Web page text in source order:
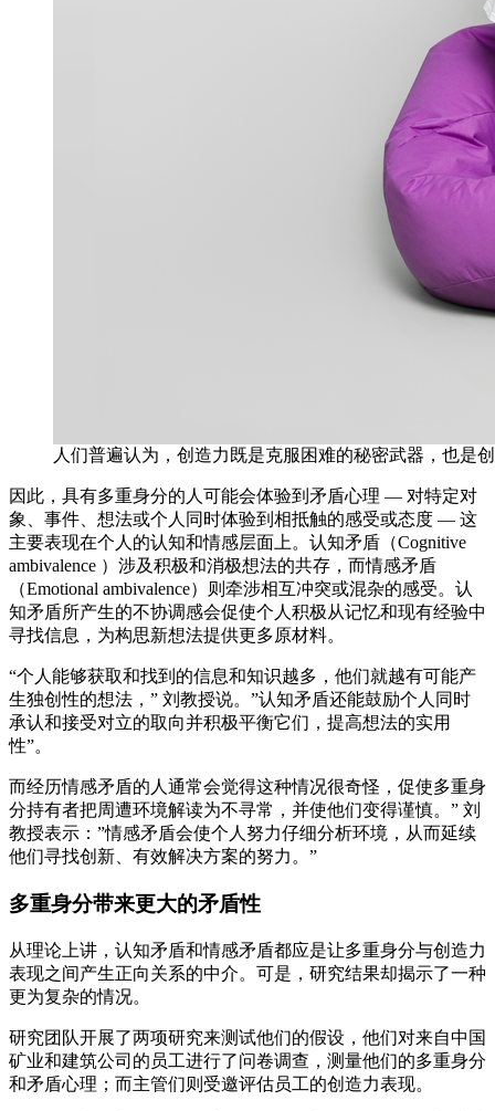
人们普遍认为，创造力既是克服困难的秘密武器，也是
因此，具有多重身分的人可能会体验到矛盾心理 — 对特定对
象、事件、想法或个人同时体验到相抵触的感受或态度 — 这
主要表现在个人的认知和情感层面上。认知矛盾（Cognitive
ambivalence ）涉及积极和消极想法的共存，而情感矛盾
（Emotional ambivalence）则牵涉相互冲突或混杂的感受。认
知矛盾所产生的不协调感会促使个人积极从记忆和现有经验中
寻找信息，为构思新想法提供更多原材料。
“个人能够获取和找到的信息和知识越多，他们就越有可能产
生独创性的想法，” 刘教授说。”认知矛盾还能鼓励个人同时
承认和接受对立的取向并积极平衡它们，提高想法的实用
性”。
而经历情感矛盾的人通常会觉得这种情况很奇怪，促使多重身
分持有者把周遭环境解读为不寻常，并使他们变得谨慎。” 刘
教授表示：”情感矛盾会使个人努力仔细分析环境，从而延续
他们寻找创新、有效解决方案的努力。”
多重身分带来更大的矛盾性
从理论上讲，认知矛盾和情感矛盾都应是让多重身分与创造力
表现之间产生正向关系的中介。可是，研究结果却揭示了一种
更为复杂的情况。
研究团队开展了两项研究来测试他们的假设，他们对来自中国
矿业和建筑公司的员工进行了问卷调查，测量他们的多重身分
和矛盾心理；而主管们则受邀评估员工的创造力表现。